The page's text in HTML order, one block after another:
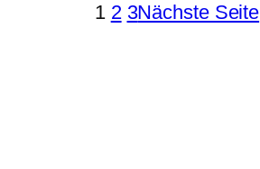
1 2 3Nächste Seite